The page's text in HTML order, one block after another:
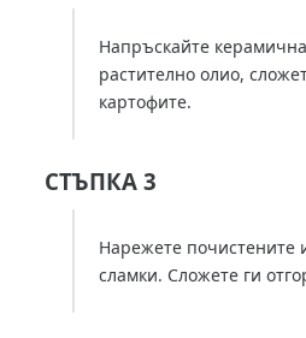
Напръскайте
растително олио,
картофите.
СТЪПКА 3
Нарежете почистените
сламки. Сложете ги